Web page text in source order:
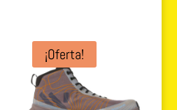
¡Oferta!